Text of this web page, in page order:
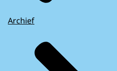
Archief